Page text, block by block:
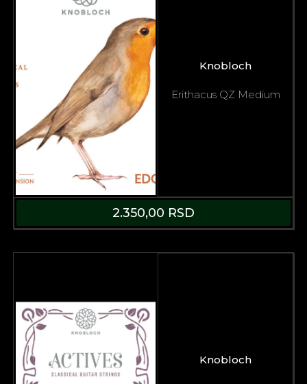
Knobloch
Erithacus QZ Medium
2.350,00 RSD
Knobloch